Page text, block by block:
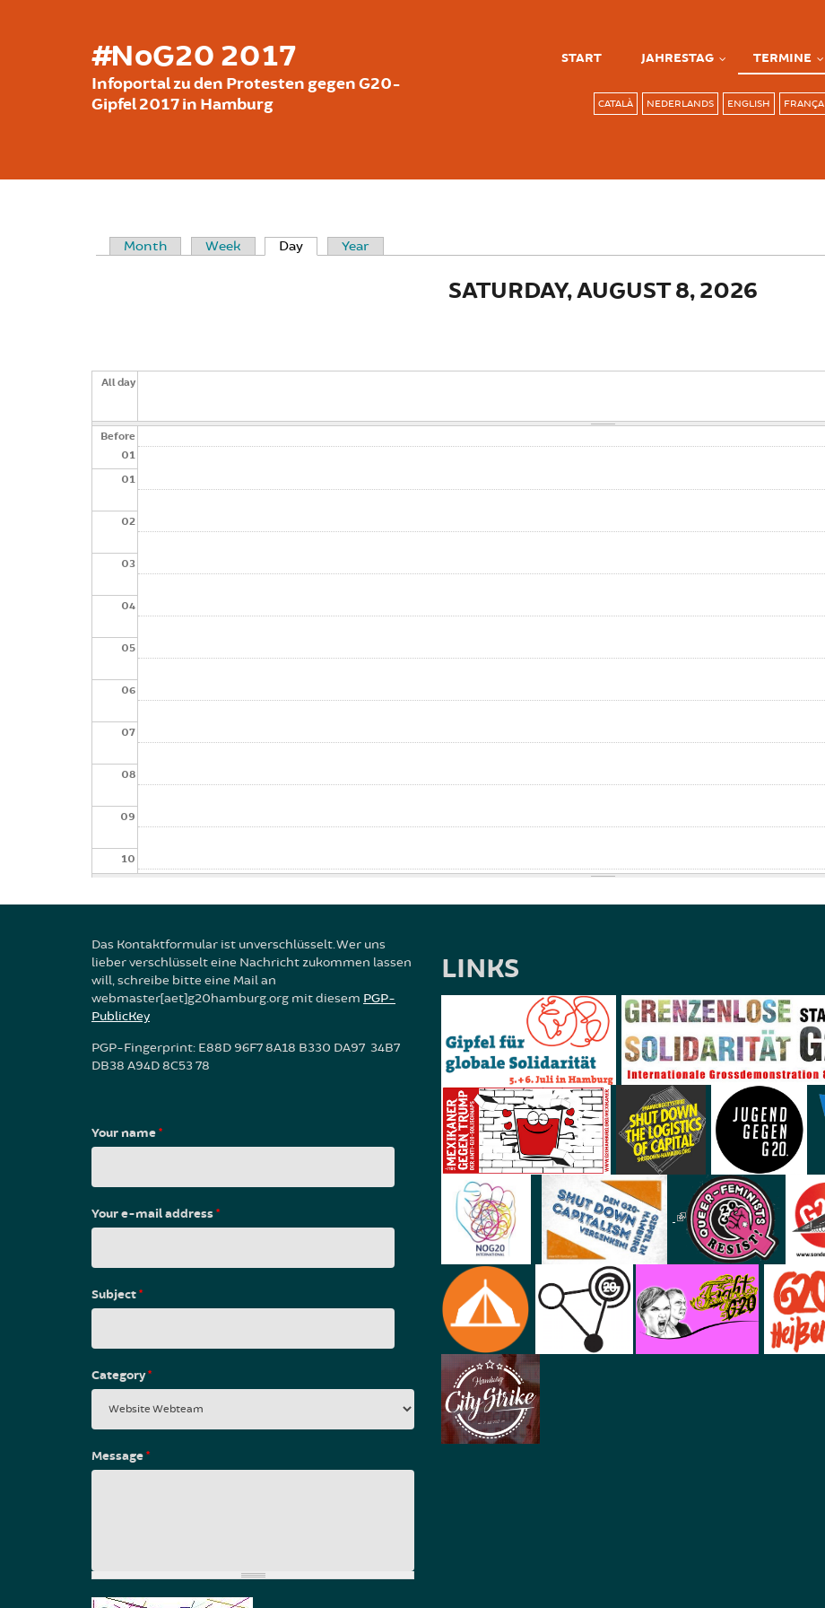
#NoG20 2017
Infoportal zu den Protesten gegen G20-
Gipfel 2017 in Hamburg
START JAHRESTAG TERMINE
CATALÀ NEDERLANDS ENGLISH
Month Week Day (active tab)
Year
SATURDAY, AUGUST 8, 2026
All day
Before
01
01
02
03
04
05
06
07
08
09
10
12
13
15
23
Das Kontaktformular ist unverschlüsselt. Wer uns
lieber verschlüsselt eine Nachricht zukommen lassen
will, schreibe bitte eine Mail an
webmaster[aet]g20hamburg.org mit diesem PGP-
PublicKey
PGP-Fingerprint: E88D 96F7 8A18 B330 DA97 34B7
DB38 A94D 8C53 78
Your name*
Your e-mail address*
Subject*
Category*
Message*
LINKS